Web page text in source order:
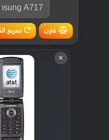
قارن تفريغ
×